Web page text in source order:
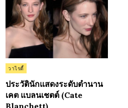
แสดง
ระดับ
ตำนาน
เคต
แบ
ลน
เชตต์
Posted
in
วาไรตี้
ประวัตินักแสดงระดับตำนาน
เคต แบลนเชตต์ (Cate